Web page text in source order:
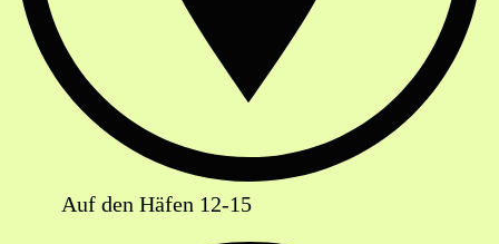
Auf den Häfen 12-15